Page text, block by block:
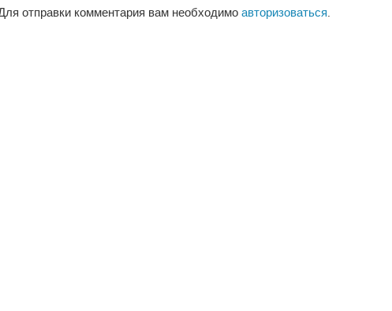
отправки комментария вам необходимо авторизоваться.